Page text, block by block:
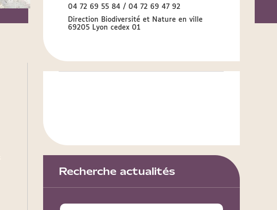
04 72 69 55 84 / 04 72 69 47 92
Direction Biodiversité et Nature en ville
69205 Lyon cedex 01
Recherche actualités